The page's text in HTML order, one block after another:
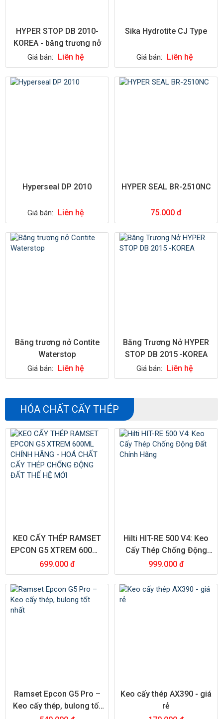
HYPER STOP DB 2010-
KOREA - băng trương nở
Giá bán: Liên hệ
Sika Hydrotite CJ Type
Giá bán: Liên hệ
Hyperseal DP 2010
Giá bán: Liên hệ
HYPER SEAL BR-2510NC
75.000 đ
Băng trương nở Contite
Waterstop
Giá bán: Liên hệ
Băng Trương Nở HYPER
STOP DB 2015 -KOREA
Giá bán: Liên hệ
HÓA CHẤT CẤY THÉP
KEO CẤY THÉP RAMSET
EPCON G5 XTREM 600ML
CHÍNH HÃNG - HOÁ CHẤT
CẤY THÉP CHỐNG ĐỘNG
ĐẤT THẾ HỆ MỚI
699.000 đ
Hilti HIT-RE 500 V4: Keo
Cấy Thép Chống Động
Đất Chính Hãng
999.000 đ
Ramset Epcon G5 Pro –
Keo cấy thép, bulong tốt
Keo cấy thép AX390 - giá
rẻ